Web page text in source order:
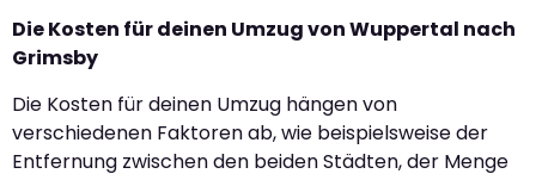
Die Kosten für deinen Umzug von Wuppertal nach
Grimsby
Die Kosten für deinen Umzug hängen von
verschiedenen Faktoren ab, wie beispielsweise der
Entfernung zwischen den beiden Städten, der Menge